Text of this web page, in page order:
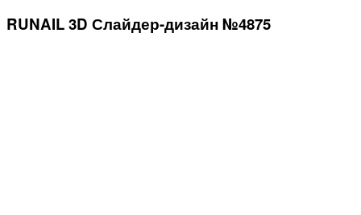
RUNAIL 3D Слайдер-дизайн №4875